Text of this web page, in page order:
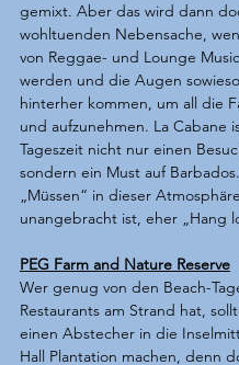
gemixt. Aber das wird dann
wohltuenden Nebensache,
von Reggae- und Lounge
werden und die Augen
hinterher kommen, um all die
und aufzunehmen. La Cabane
Tageszeit nicht nur einen
sondern ein Must auf
„Müssen“ in dieser
unangebracht ist, eher „Hang
PEG Farm and Nature Reserve
Wer genug von den Beach-
Restaurants am Strand hat,
einen Abstecher in die
Hall Plantation machen, denn